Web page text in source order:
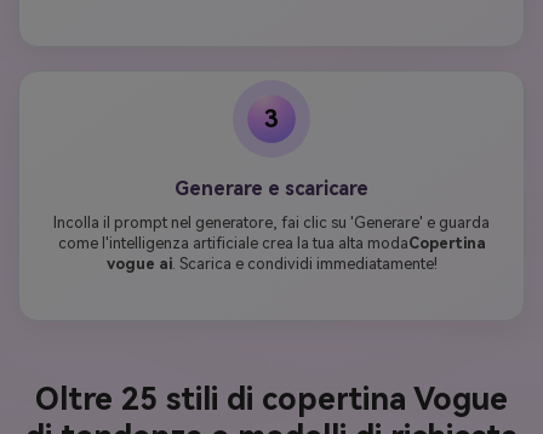
3
Generare e scaricare
Incolla il prompt nel generatore, fai clic su 'Generare' e guarda
come l'intelligenza artificiale crea la tua alta modaCopertina
vogue ai. Scarica e condividi immediatamente!
Oltre 25 stili di copertina Vogue